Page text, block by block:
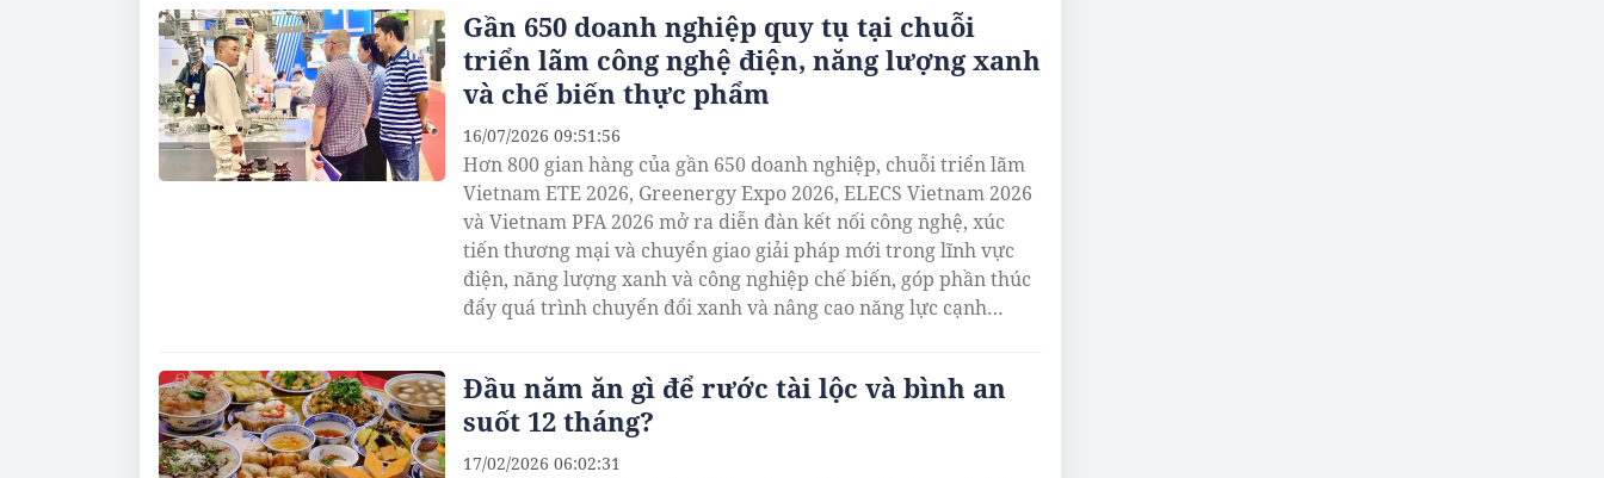
Gần 650 doanh nghiệp quy tụ tại chuỗi
triển lãm công nghệ điện, năng lượng xanh
và chế biến thực phẩm
Hơn 800 gian hàng của gần 650 doanh nghiệp, chuỗi triển lãm
Vietnam ETE 2026, Greenergy Expo 2026, ELECS Vietnam 2026
và Vietnam PFA 2026 mở ra diễn đàn kết nối công nghệ, xúc
tiến thương mại và chuyển giao giải pháp mới trong lĩnh vực
điện, năng lượng xanh và công nghiệp chế biến, góp phần thúc
đẩy quá trình chuyển đổi xanh và nâng cao năng lực cạnh
16/07/2026 09:51:56
Đầu năm ăn gì để rước tài lộc và bình an
suốt 12 tháng?
17/02/2026 06:02:31